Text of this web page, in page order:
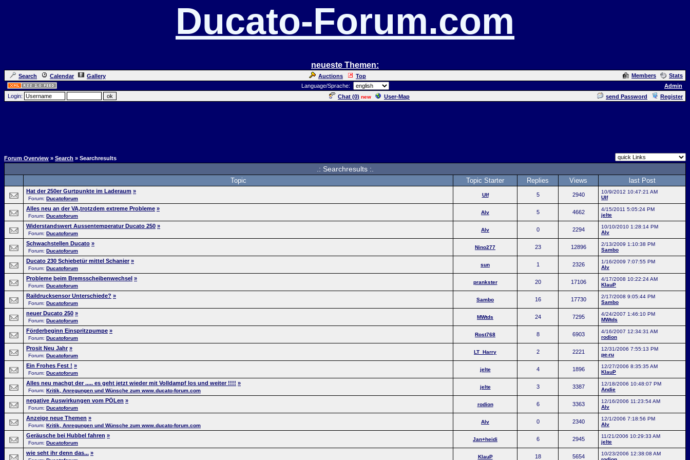
Ducato-Forum.com
neueste Themen:
Search Calendar Gallery Auctions Top Members
Stats
Language/Sprache:
Admin
Login:
Chat (0) new User-Map send Password Register
Forum Overview » Search » Searchresults
.: Searchresults :.
Topic Topic Starter Replies Views last Post
Hat der 250er Gurtpunkte im Laderaum »
Forum: Ducatoforum
Ulf 5 2940
10/9/2012 10:47:21 AM
Ulf
Alles neu an der VA,trotzdem extreme Probleme »
Forum: Ducatoforum
Alv 5 4662
4/15/2011 5:05:24 PM
jelte
Widerstandswert Aussentemperatur Ducato 250 »
Forum: Ducatoforum
Alv 0 2294
10/10/2010 1:28:14 PM
Alv
Schwachstellen Ducato »
Forum: Ducatoforum
Nino277 23 12896
2/13/2009 1:10:38 PM
Sambo
Ducato 230 Schiebetür mittel Schanier »
Forum: Ducatoforum
sun 1 2326
1/16/2009 7:07:55 PM
Alv
Probleme beim Bremsscheibenwechsel »
Forum: Ducatoforum
prankster 20 17106
4/17/2008 10:22:24 AM
KlauP
Raildrucksensor Unterschiede? »
Forum: Ducatoforum
Sambo 16 17730
2/17/2008 9:05:44 PM
Sambo
neuer Ducato 250 »
Forum: Ducatoforum
MWtds 24 7295
4/24/2007 1:46:10 PM
MWtds
Förderbeginn Einspritzpumpe »
Forum: Ducatoforum
Rost768 8 6903
4/16/2007 12:34:31 AM
rodion
Prosit Neu Jahr »
Forum: Ducatoforum
LT_Harry 2 2221
12/31/2006 7:55:13 PM
pe-ru
Ein Frohes Fest ! »
Forum: Ducatoforum
jelte 4 1896
12/27/2006 8:35:35 AM
KlauP
Alles neu machgt der ..... es geht jetzt wieder mit Volldampf los und weiter !!!! »
Forum: Kritik, Anregungen und Wünsche zum www.ducato-forum.com
jelte 3 3387
12/18/2006 10:48:07 PM
Andie
negative Auswirkungen vom PÖLen »
Forum: Ducatoforum
rodion 6 3363
12/16/2006 11:23:54 AM
Alv
Anzeige neue Themen »
Forum: Kritik, Anregungen und Wünsche zum www.ducato-forum.com
Alv 0 2340
12/1/2006 7:18:56 PM
Alv
Geräusche bei Hubbel fahren »
Forum: Ducatoforum
Jan+heidi 6 2945
11/21/2006 10:29:33 AM
jelte
wie seht ihr denn das... »
KlauP 18 5654
10/23/2006 12:38:08 AM